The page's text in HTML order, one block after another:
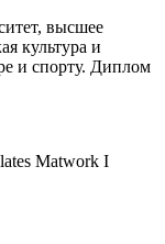
высшее
культура и
и спорту. Диплом
Matwork I